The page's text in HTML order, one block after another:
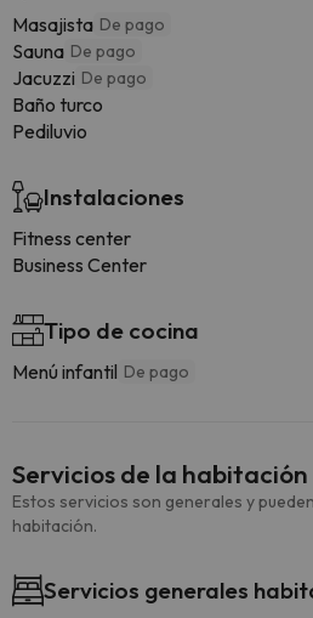
Masajista De pago
Sauna De pago
Jacuzzi De pago
Baño turco
Pediluvio
Instalaciones
Fitness center
Business Center
Tipo de cocina
Menú infantil De pago
Servicios de la habitación
Estos servicios son generales y
habitación.
Servicios generales